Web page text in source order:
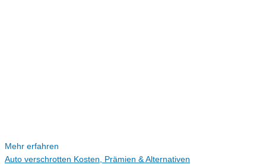
Mehr erfahren
Auto verschrotten Kosten, Prämien & Alternativen